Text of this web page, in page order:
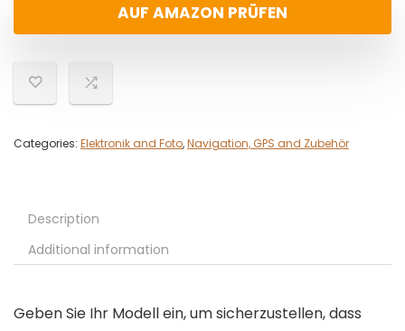
AUF AMAZON PRÜFEN
Categories: Elektronik and Foto,Navigation, GPS and Zubehör
Description
Additional information
Geben Sie Ihr Modell ein, um sicherzustellen, dass